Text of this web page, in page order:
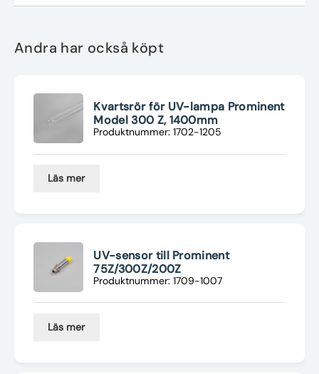
Andra har också köpt
Kvartsrör för UV-lampa Prominent
Model 300 Z, 1400mm
Produktnummer: 1702-1205
Läs mer
UV-sensor till Prominent
75Z/300Z/200Z
Produktnummer: 1709-1007
Läs mer